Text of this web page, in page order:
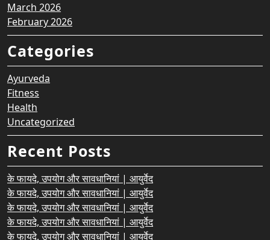
March 2026
February 2026
Categories
Ayurveda
Fitness
Health
Uncategorized
Recent Posts
के फायदे, उपयोग और सावधानियां | आयुर्वेद
के फायदे, उपयोग और सावधानियां | आयुर्वेद
के फायदे, उपयोग और सावधानियां | आयुर्वेद
के फायदे, उपयोग और सावधानियां | आयुर्वेद
के फायदे, उपयोग और सावधानियां | आयुर्वेद